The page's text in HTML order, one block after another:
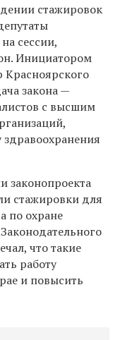
стажировок
сессии,
Инициатором
Красноярского
закона —
с высшим
законопроекта
стажировки для
по охране
что такие
работу
и повысить